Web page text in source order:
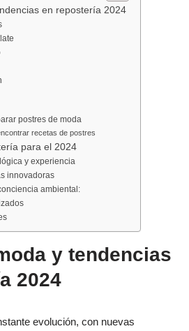
en repostería 2024
postres de moda
recetas de postres
para el 2024
y experiencia
innovadoras
ambiental:
y tendencias
2024
evolución, con nuevas